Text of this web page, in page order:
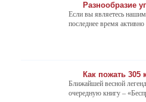
Разнообразие
Если вы являетесь
последнее время
Как пожать
Ближайшей весной
очередную книгу –